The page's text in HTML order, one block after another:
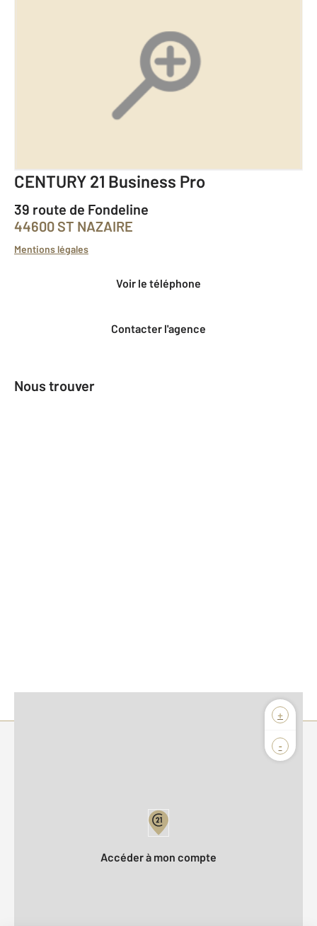
CENTURY 21 Business Pro
39 route de Fondeline
44600 ST NAZAIRE
Mentions légales
Voir le téléphone
Contacter l'agence
Nous trouver
+
-
Accéder à mon compte